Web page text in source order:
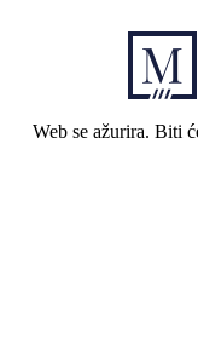
Web se ažurira. Biti